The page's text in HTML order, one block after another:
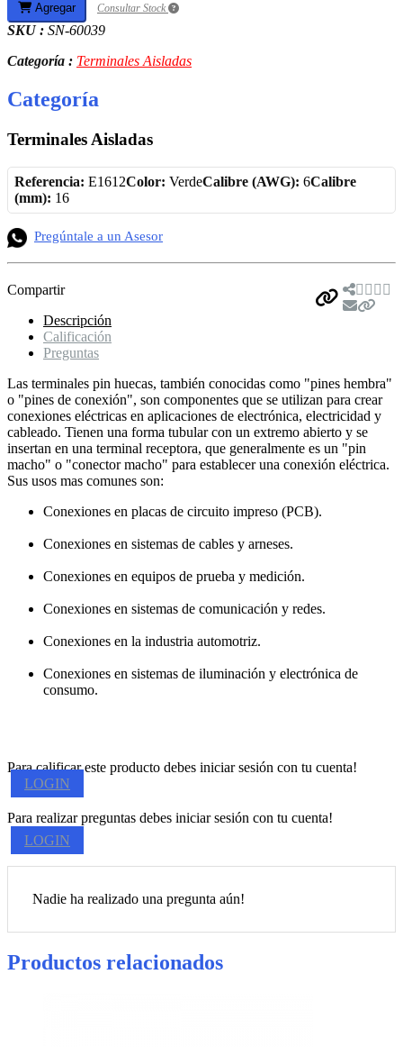
Agregar Consultar Stock
SKU : SN-60039
Categoría : Terminales Aisladas
Categoría
Terminales Aisladas
Referencia: E1612Color: VerdeCalibre (AWG): 6Calibre
(mm): 16
Pregúntale a un Asesor
Compartir
Descripción
Calificación
Preguntas
Las terminales pin huecas, también conocidas como "pines hembra"
o "pines de conexión", son componentes que se utilizan para crear
conexiones eléctricas en aplicaciones de electrónica, electricidad y
cableado. Tienen una forma tubular con un extremo abierto y se
insertan en una terminal receptora, que generalmente es un "pin
macho" o "conector macho" para establecer una conexión eléctrica.
Sus usos mas comunes son:
Conexiones en placas de circuito impreso (PCB).
Conexiones en sistemas de cables y arneses.
Conexiones en equipos de prueba y medición.
Conexiones en sistemas de comunicación y redes.
Conexiones en la industria automotriz.
Conexiones en sistemas de iluminación y electrónica de
consumo.
Para calificar este producto debes iniciar sesión con tu cuenta!
LOGIN
Para realizar preguntas debes iniciar sesión con tu cuenta!
LOGIN
Nadie ha realizado una pregunta aún!
Productos relacionados